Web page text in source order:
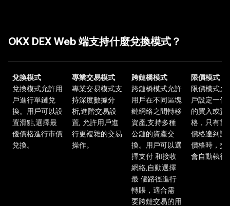
OKX DEX Web 端支持什麼兌換模式？
兌換模式
兌換模式允許用
戶進行單鏈兌
換。用戶可以設
置滑點,選擇最
優價格進行市價
兌換。
專業交易模式
專業交易模式支
持深度數據分
析,進階交易設
置, 允許用戶進
行更複雜的交易
操作。
跨鏈橋模式
跨鏈橋模式允許
用戶在不同區塊
鏈網絡之間轉移
資產,支持多種
公鏈的資產交
換。用戶可以選
擇支付 和接收
網絡,自動選擇
最 優路徑進行
轉賬，適合需
要跨鏈交易的用
限價模式
限價模式允
戶設定一個
的買入或賣
格，只有當
價格達到該
價格時，交
會自動執行